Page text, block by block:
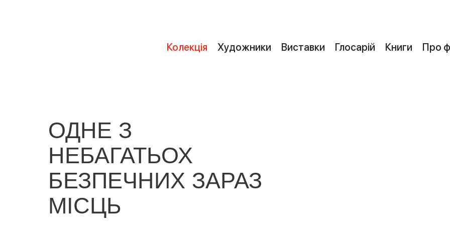
Колекція Художники Виставки Глосарій Книги Про
ОДНЕ З
НЕБАГАТЬОХ
БЕЗПЕЧНИХ ЗАРАЗ
МІСЦЬ